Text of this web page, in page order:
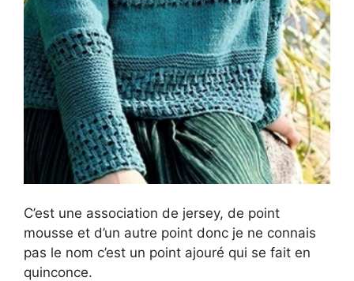
C’est une association de jersey, de point
mousse et d’un autre point donc je ne connais
pas le nom c’est un point ajouré qui se fait en
quinconce.